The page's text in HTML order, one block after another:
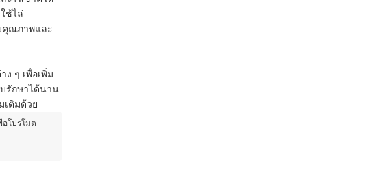
ช้ไล่
คุณภาพและ
ๆ เพื่อเพิ่ม
รักษาได้นาน
ติมด้วย
อโปรโมต